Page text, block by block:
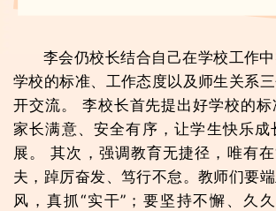
李会仍校长结合自己在学校工作
学校的标准、工作态度以及师生关系
开交流。 李校长首先提出好学校的标
家长满意、安全有序，让学生快乐
展。 其次，强调教育无捷径，唯有在
夫，踔厉奋发、笃行不怠。教师们要
风，真抓“实干”；要坚持不懈、久